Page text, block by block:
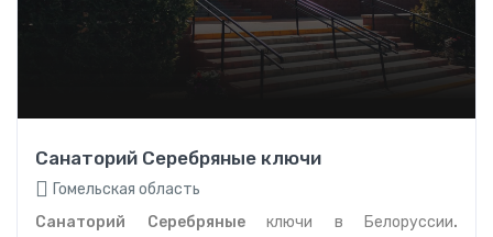
Санаторий Серебряные ключи
Гомельская область
Санаторий Серебряные ключи в Белоруссии.